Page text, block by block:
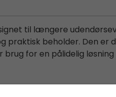
til længere
praktisk beholder. Den er
for en pålidelig